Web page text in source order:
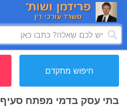
חיפוש מתקדם
בתי עסק בדמי מפתח סעיף 57 לחוק